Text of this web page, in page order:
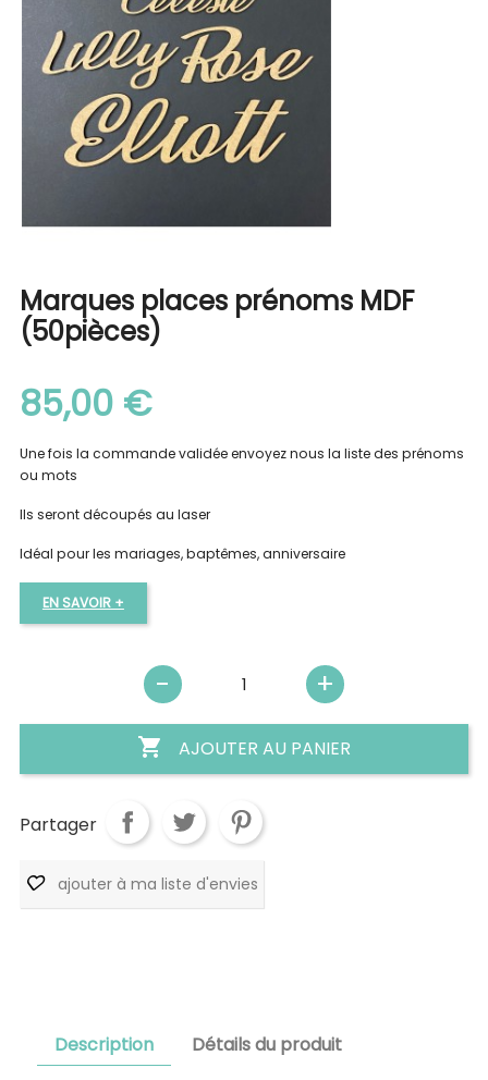
Marques places prénoms MDF
(50pièces)
85,00 €
Une fois la commande validée envoyez nous la liste des prénoms
ou mots
Ils seront découpés au laser
Idéal pour les mariages, baptêmes, anniversaire
EN SAVOIR +
 AJOUTER AU PANIER
Partager
ajouter à ma liste d'envies
Description Détails du produit